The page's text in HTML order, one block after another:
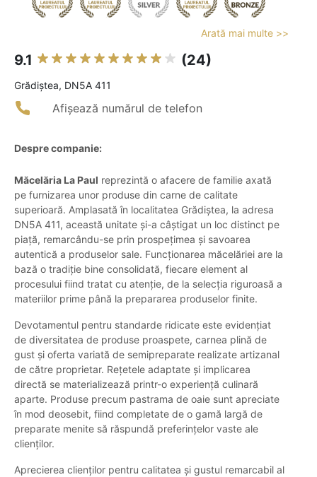
Arată mai multe >>
9.1 (24)
Grădiştea, DN5A 411
Afișează numărul de telefon
Despre companie:
Măcelăria La Paul reprezintă o afacere de familie axată
pe furnizarea unor produse din carne de calitate
superioară. Amplasată în localitatea Grădiștea, la adresa
DN5A 411, această unitate și-a câștigat un loc distinct pe
piață, remarcându-se prin prospețimea și savoarea
autentică a produselor sale. Funcționarea măcelăriei are la
bază o tradiție bine consolidată, fiecare element al
procesului fiind tratat cu atenție, de la selecția riguroasă a
materiilor prime până la prepararea produselor finite.
Devotamentul pentru standarde ridicate este evidențiat
de diversitatea de produse proaspete, carnea plină de
gust și oferta variată de semipreparate realizate artizanal
de către proprietar. Rețetele adaptate și implicarea
directă se materializează printr-o experiență culinară
aparte. Produse precum pastrama de oaie sunt apreciate
în mod deosebit, fiind completate de o gamă largă de
preparate menite să răspundă preferințelor vaste ale
clienților.
Aprecierea clienților pentru calitatea și gustul remarcabil al